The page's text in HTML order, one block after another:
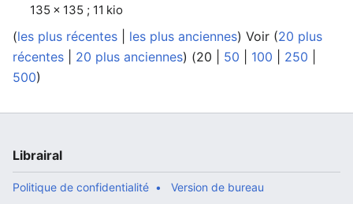
135 × 135 ; 11 kio
(les plus récentes les plus anciennes) Voir (20 plus
récentes
20 plus anciennes) (20 50 100 250
500)
Librairal
Politique de confidentialité Version de bureau